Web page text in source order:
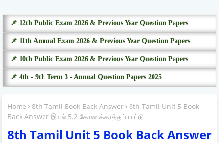
📌 12th Public Exam 2026 & Previous Year Question Papers
📌 11th Annual Exam 2026 & Previous Year Question Papers
📌 10th Public Exam 2026 & Previous Year Question Papers
📌 4th - 9th Term 3 - Annual Question Papers 2025
Home 8th Tamil Book Back Answer
8th Tamil Unit 5 Book
Back Answer இயல் 5.2 கோணக்காத்துப் பாட்டு
8th Tamil Unit 5 Book Back Answer